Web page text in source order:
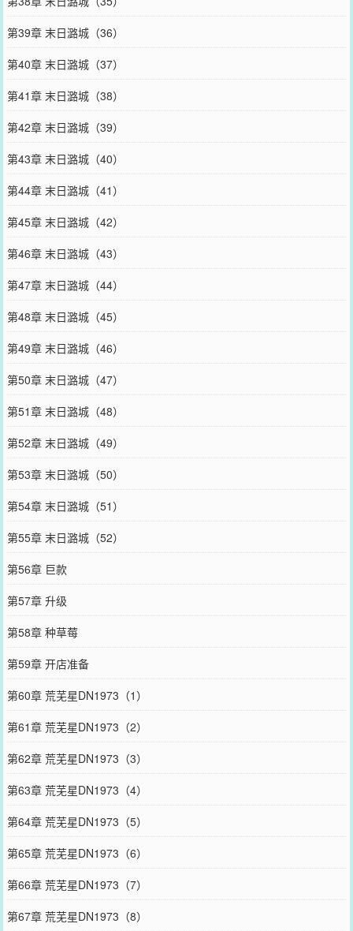
第39章 末日潞城（36）
第40章 末日潞城（37）
第41章 末日潞城（38）
第42章 末日潞城（39）
第43章 末日潞城（40）
第44章 末日潞城（41）
第45章 末日潞城（42）
第46章 末日潞城（43）
第47章 末日潞城（44）
第48章 末日潞城（45）
第49章 末日潞城（46）
第50章 末日潞城（47）
第51章 末日潞城（48）
第52章 末日潞城（49）
第53章 末日潞城（50）
第54章 末日潞城（51）
第55章 末日潞城（52）
第56章 巨款
第57章 升级
第58章 种草莓
第59章 开店准备
第60章 荒芜星DN1973（1）
第61章 荒芜星DN1973（2）
第62章 荒芜星DN1973（3）
第63章 荒芜星DN1973（4）
第64章 荒芜星DN1973（5）
第65章 荒芜星DN1973（6）
第66章 荒芜星DN1973（7）
第67章 荒芜星DN1973（8）